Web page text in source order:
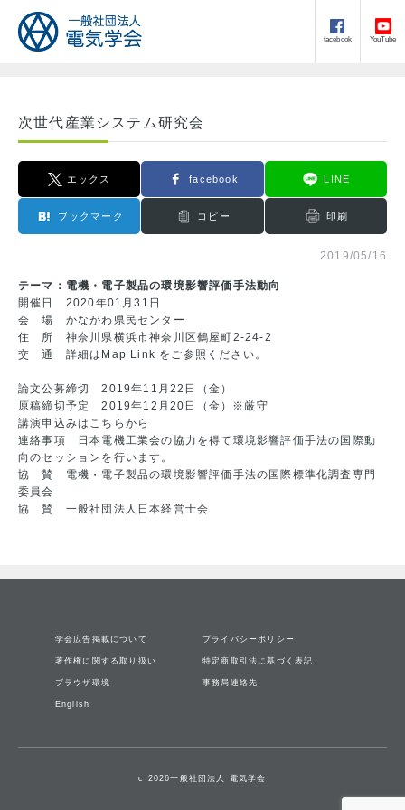
facebook YouTube
次世代産業システム研究会
エックス facebook LINE
ブックマーク コピー 印刷
2019/05/16
テーマ：電機・電子製品の環境影響評価手法動向
開催日 2020年01月31日
会 場 かながわ県民センター
住 所 神奈川県横浜市神奈川区鶴屋町2-24-2
交 通 詳細は Map Link をご参照ください。
論文公募締切 2019年11月22日（金）
原稿締切予定 2019年12月20日（金）※厳守
講演申込みは こちら から
連絡事項 日本電機工業会の協力を得て環境影響評価手法の国際動
向のセッションを行います。
協 賛 電機・電子製品の環境影響評価手法の国際標準化調査専門
委員会
協 賛 一般社団法人日本経営士会
学会広告掲載について プライバシーポリシー
著作権に関する取り扱い 特定商取引法に基づく表記
ブラウザ環境 事務局連絡先
English
c 2026一般社団法人 電気学会